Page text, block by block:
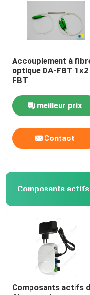
Accouplement à
optique DA-FBT 1x2
FBT
meilleur prix
Contact
Composants
Composants actifs